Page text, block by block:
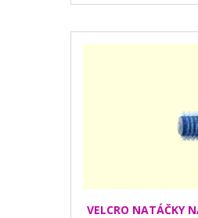
VELCRO NATÁČKY